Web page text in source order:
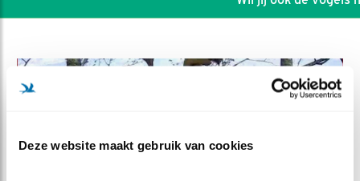
Deze website maakt gebruik van cookies